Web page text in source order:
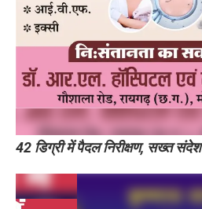
42 डिग्री में पैदल निरीक्षण, सख्त संदेश